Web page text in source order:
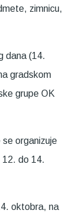
zimnicu,
dana (14.
gradskom
grupe OK
organizuje
12. do 14.
oktobra, na